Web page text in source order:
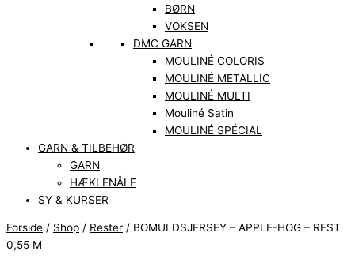
BØRN
VOKSEN
DMC GARN
MOULINÉ COLORIS
MOULINÉ METALLIC
MOULINÉ MULTI
Mouliné Satin
MOULINÉ SPÉCIAL
GARN & TILBEHØR
GARN
HÆKLENÅLE
SY & KURSER
Forside / Shop / Rester / BOMULDSJERSEY – APPLE-HOG – REST
0,55 M